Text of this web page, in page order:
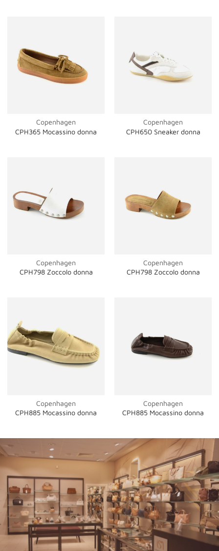
Copenhagen
CPH365 Mocassino donna
Copenhagen
CPH650 Sneaker donna
Copenhagen
CPH798 Zoccolo donna
Copenhagen
CPH798 Zoccolo donna
Copenhagen
CPH885 Mocassino donna
Copenhagen
CPH885 Mocassino donna